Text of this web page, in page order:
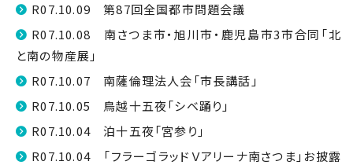
R07.10.09 第87回全国都市問題会議
R07.10.08 南さつま市・旭川市・鹿児島市3市合同「北
と南の物産展」
R07.10.07 南薩倫理法人会「市長講話」
R07.10.05 鳥越十五夜「シベ踊り」
R07.10.04 泊十五夜「宮参り」
R07.10.04 「フラーゴラッドＶアリーナ南さつま」お披露